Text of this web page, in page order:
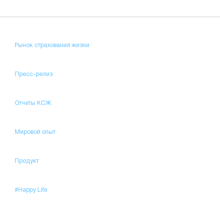
Рынок страхования жизни
Пресс-релиз
Отчеты КСЖ
Мировой опыт
Продукт
#Happy Life